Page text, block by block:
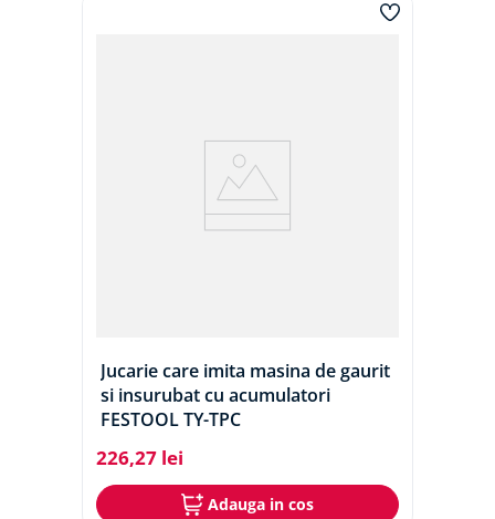
Jucarie care imita masina de gaurit
si insurubat cu acumulatori
FESTOOL TY-TPC
226,27 lei
Adauga in cos